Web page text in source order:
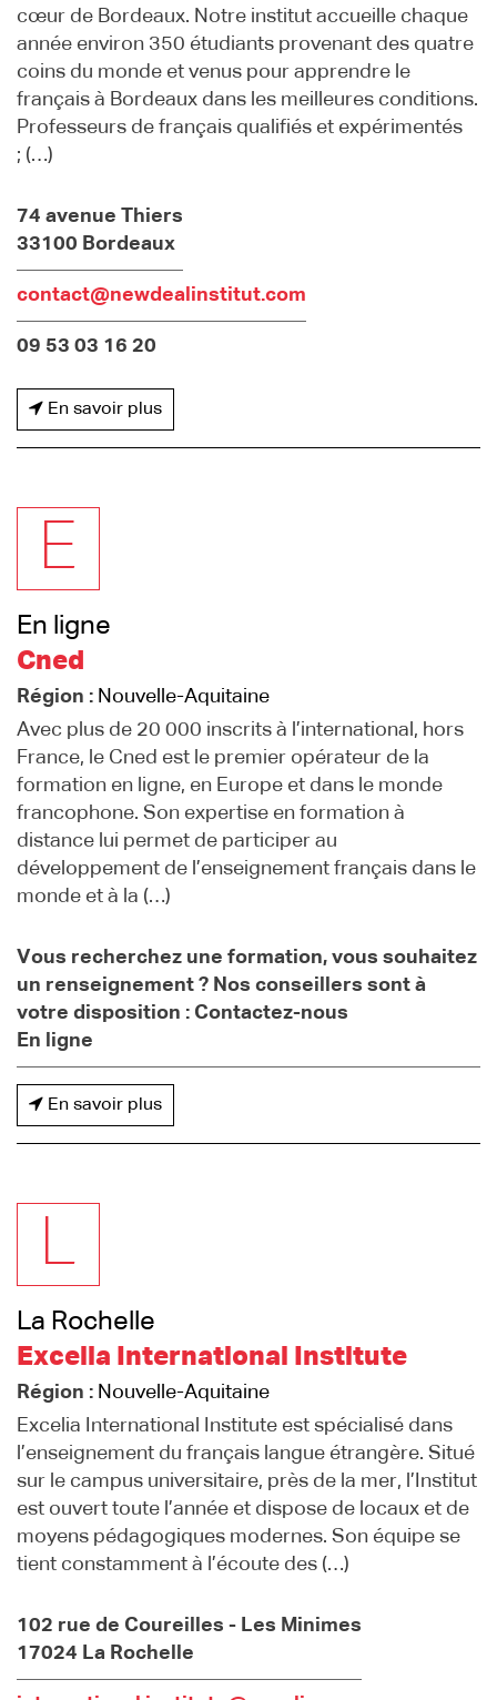
cœur de Bordeaux. Notre institut accueille chaque
année environ 350 étudiants provenant des quatre
coins du monde et venus pour apprendre le
français à Bordeaux dans les meilleures conditions.
Professeurs de français qualifiés et expérimentés
; (…)
74 avenue Thiers
33100 Bordeaux
contact@newdealinstitut.com
09 53 03 16 20
En savoir plus
E
En ligne
Cned
Région : Nouvelle-Aquitaine
Avec plus de 20 000 inscrits à l’international, hors
France, le Cned est le premier opérateur de la
formation en ligne, en Europe et dans le monde
francophone. Son expertise en formation à
distance lui permet de participer au
développement de l’enseignement français dans le
monde et à la (…)
Vous recherchez une formation, vous souhaitez
un renseignement ? Nos conseillers sont à
votre disposition : Contactez-nous
En ligne
En savoir plus
L
La Rochelle
Excelia International Institute
Région : Nouvelle-Aquitaine
Excelia International Institute est spécialisé dans
l’enseignement du français langue étrangère. Situé
sur le campus universitaire, près de la mer, l’Institut
est ouvert toute l’année et dispose de locaux et de
moyens pédagogiques modernes. Son équipe se
tient constamment à l’écoute des (…)
102 rue de Coureilles - Les Minimes
17024 La Rochelle